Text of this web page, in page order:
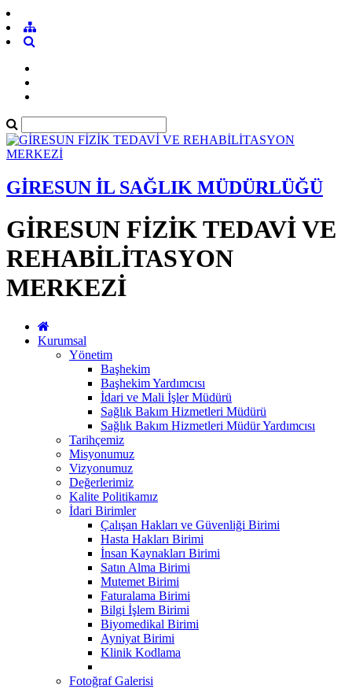
GİRESUN İL SAĞLIK MÜDÜRLÜĞÜ
GİRESUN FİZİK TEDAVİ VE
REHABİLİTASYON
MERKEZİ
Kurumsal
Yönetim
Başhekim
Başhekim Yardımcısı
İdari ve Mali İşler Müdürü
Sağlık Bakım Hizmetleri Müdürü
Sağlık Bakım Hizmetleri Müdür Yardımcısı
Tarihçemiz
Misyonumuz
Vizyonumuz
Değerlerimiz
Kalite Politikamız
İdari Birimler
Çalışan Hakları ve Güvenliği Birimi
Hasta Hakları Birimi
İnsan Kaynakları Birimi
Satın Alma Birimi
Mutemet Birimi
Faturalama Birimi
Bilgi İşlem Birimi
Biyomedikal Birimi
Ayniyat Birimi
Klinik Kodlama
Fotoğraf Galerisi